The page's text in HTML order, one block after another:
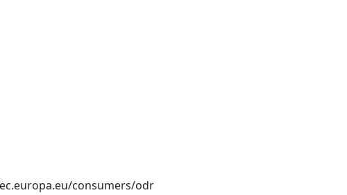
consumers/odr